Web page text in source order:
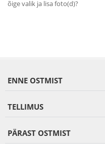
õige valik ja lisa foto(d)?
ENNE OSTMIST
TELLIMUS
PÄRAST OSTMIST